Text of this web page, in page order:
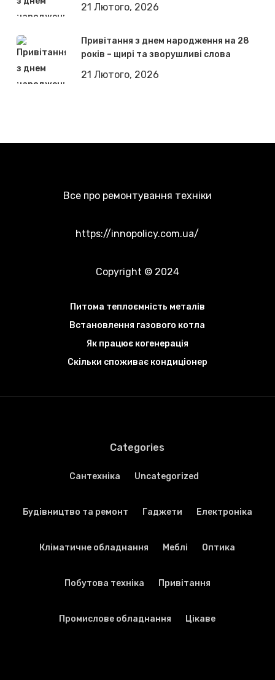
21 Лютого, 2026
Привітання з днем народження на 28
років – щирі та зворушливі слова
21 Лютого, 2026
Все про ремонтування техніки
https://innopolicy.com.ua/
Copyright © 2024
Питома теплоємність металів
Встановлення газового котла
Як працює когенерація
Скільки споживає кондиціонер
Categories
Cантехніка Uncategorized
Будівництво та ремонт Гаджети Електроніка
Кліматичне обладнання Меблі Оптика
Побутова техніка Привітання
Промислове обладнання Цікаве